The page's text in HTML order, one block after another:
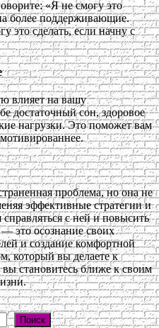
«Я не смогу это
более поддерживающие.
это сделать, если начну с
влияет на вашу
достаточный сон, здоровое
нагрузки. Это поможет вам
проблема, но она не
эффективные стратегии и
с ней и повысить
это осознание своих
и создание комфортной
который вы делаете к
становитесь ближе к своим
Поиск